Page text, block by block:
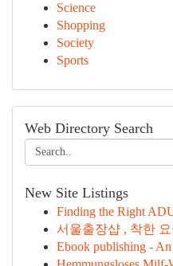
Science
Shopping
Society
Sports
Web Directory Search
New Site Listings
Finding the Right
서울출장샵 , 착한
Ebook publishing -